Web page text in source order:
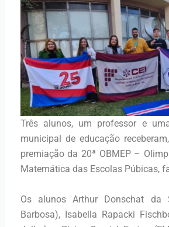
Três alunos, um professor e
municipal de educação
premiação da 20ª OBMEP –
Matemática das Escolas Púbicas,
Os alunos Arthur Donschat da
Barbosa), Isabella Rapacki